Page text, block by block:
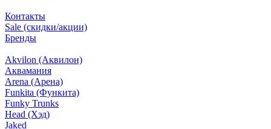
Контакты
Sale (скидки/акции)
Бренды
Akvilon (Аквилон)
Аквамания
Arena (Арена)
Funkita (Функита)
Funky Trunks
Head (Хэд)
Jaked